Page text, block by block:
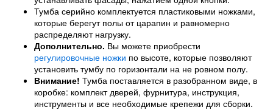
Тумба серийно комплектуется пластиковыми ножками,
которые берегут полы от царапин и равномерно
распределяют нагрузку.
Дополнительно. Вы можете приобрести
регулировочные ножки по высоте, которые позволяют
установить тумбу по горизонтали на не ровном полу.
Внимание! Тумба поставляется в разобранном виде, в
коробке: комплект дверей, фурнитура, инструкция,
инструменты и все необходимые крепежи для сборки.